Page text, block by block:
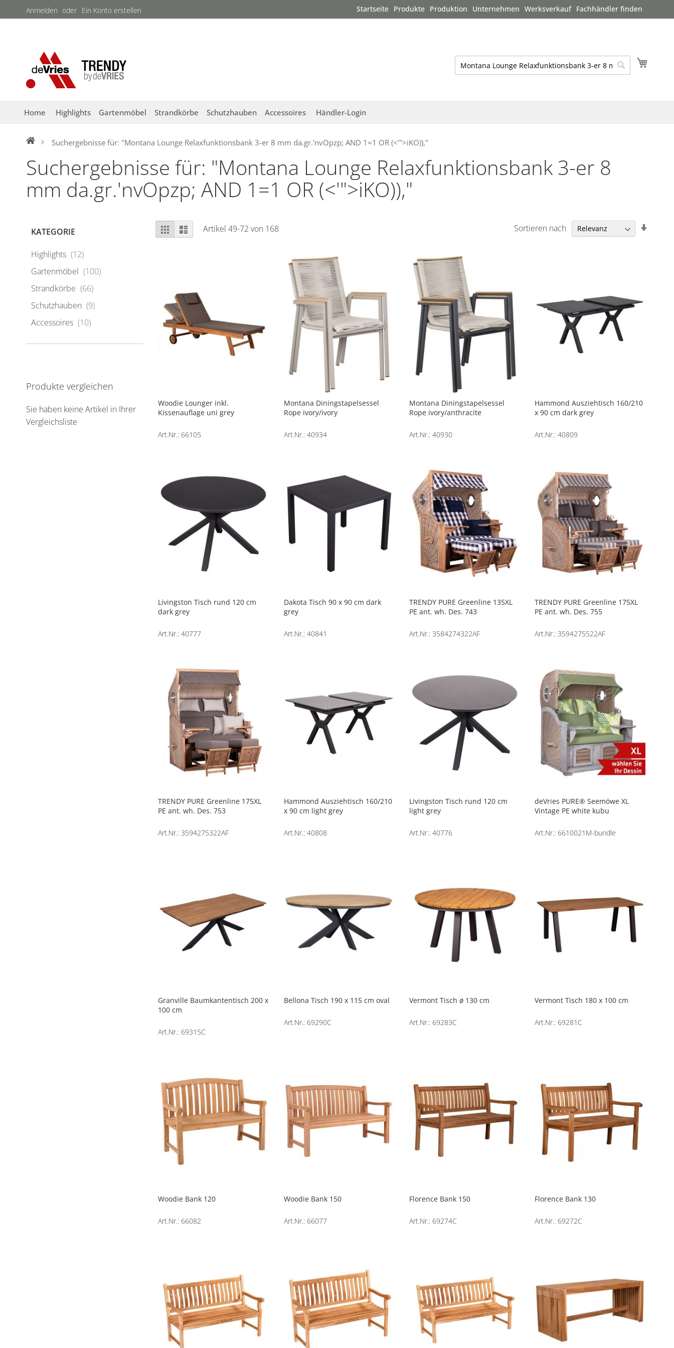
Direkt
zum
Anmelden Ein Konto erstellen Startseite Produkte Produktion Unternehmen Werksverkauf Fachhändler finden
Suche
Suche
Home Highlights Gartenmöbel Strandkörbe Schutzhauben Accessoires Händler-Login
Suchergebnisse für: "Montana Lounge Relaxfunktionsbank 3-er 8 mm da.gr.'nvOpzp; AND 1=1 OR (<'">iKO)),"
Suchergebnisse für: "Montana Lounge Relaxfunktionsbank 3-er 8
mm da.gr.'nvOpzp; AND 1=1 OR (<'">iKO)),"
Ansicht
als
RasterListeArtikel49-72 von 168 Sortieren nach
Woodie Lounger inkl.
Kissenauflage uni grey
Art.Nr.: 66105
Montana Diningstapelsessel
Rope ivory/ivory
Art.Nr.: 40934
Montana Diningstapelsessel
Rope ivory/anthracite
Art.Nr.: 40930
Hammond Ausziehtisch 160/210
x 90 cm dark grey
Art.Nr.: 40809
Livingston Tisch rund 120 cm
dark grey
Art.Nr.: 40777
Dakota Tisch 90 x 90 cm dark
grey
Art.Nr.: 40841
TRENDY PURE Greenline 135XL
PE ant. wh. Des. 743
Art.Nr.: 3584274322AF
TRENDY PURE Greenline 175XL
PE ant. wh. Des. 755
Art.Nr.: 3594275522AF
TRENDY PURE Greenline 175XL
PE ant. wh. Des. 753
Art.Nr.: 3594275322AF
Hammond Ausziehtisch 160/210
x 90 cm light grey
Art.Nr.: 40808
Livingston Tisch rund 120 cm
light grey
Art.Nr.: 40776
deVries PURE® Seemöwe XL
Vintage PE white kubu
Art.Nr.: 6610021M-bundle
Granville Baumkantentisch 200 x
100 cm
Art.Nr.: 69315C
Bellona Tisch 190 x 115 cm oval
Art.Nr.: 69290C
Vermont Tisch ø 130 cm
Art.Nr.: 69283C
Vermont Tisch 180 x 100 cm
Art.Nr.: 69281C
Woodie Bank 120
Art.Nr.: 66082
Woodie Bank 150
Art.Nr.: 66077
Florence Bank 150
Art.Nr.: 69274C
Florence Bank 130
Art.Nr.: 69272C
KATEGORIE
Highlights 12Artikel
Gartenmöbel
100Artikel
Strandkörbe
66Artikel
Schutzhauben
9Artikel
Accessoires
10Artikel
Produkte vergleichen
Sie haben keine Artikel in Ihrer
Vergleichsliste